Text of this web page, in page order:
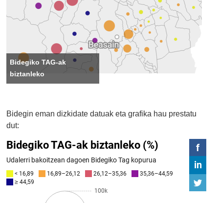
Bidegiko TAG-ak
biztanleko
Bidegin eman dizkidate datuak eta grafika hau prestatu
dut: